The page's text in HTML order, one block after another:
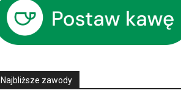
Najbliższe zawody